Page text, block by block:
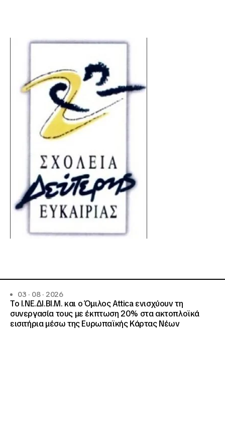
03 · 08 · 2026
Το Ι.ΝΕ.ΔΙ.ΒΙ.Μ. και o Όμιλος Attica ενισχύουν τη
συνεργασία τους με έκπτωση 20% στα ακτοπλοϊκά
εισιτήρια μέσω της Ευρωπαϊκής Κάρτας Νέων